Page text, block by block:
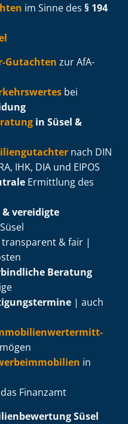
im Sinne des § 194
Gutachten zur AfA-
bei
in Süsel &
nach DIN
IHK, DIA und EIPOS
Ermittlung des
vereidigte
& fair |
Beratung
| auch
in
Finanzamt
Süsel